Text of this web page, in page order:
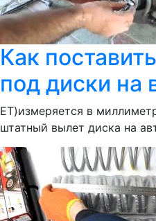
Как
под диски на
ЕТ)измеряется в
штатный вылет диска на